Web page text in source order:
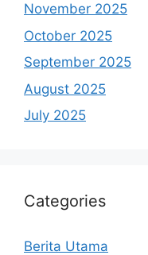
November 2025
October 2025
September 2025
August 2025
July 2025
Categories
Berita Utama